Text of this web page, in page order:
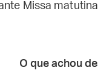
Missa
O que achou